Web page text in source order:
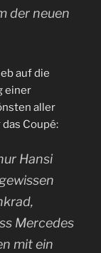
der neuen
auf die
einer
aller
Coupé:
Hansi
Mercedes
mit ein